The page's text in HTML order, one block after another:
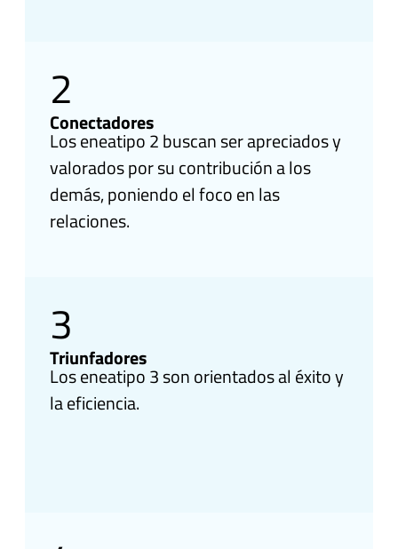
2
Conectadores
Los eneatipo 2 buscan ser apreciados y
valorados por su contribución a los
demás, poniendo el foco en las
relaciones.
3
Triunfadores
Los eneatipo 3 son orientados al éxito y
la eficiencia.